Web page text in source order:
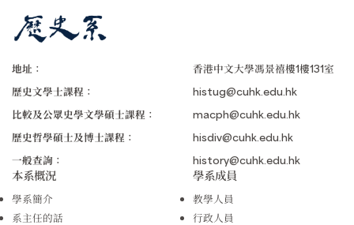
地址：
香港中文大學馮景禧樓1樓131室
歷史文學士課程：
histug@cuhk.edu.hk
比較及公眾史學文學碩士課程：
macph@cuhk.edu.hk
歷史哲學碩士及博士課程：
hisdiv@cuhk.edu.hk
一般查詢：
history@cuhk.edu.hk
本系概況
學系簡介
系主任的話
學系成員
教學人員
行政人員